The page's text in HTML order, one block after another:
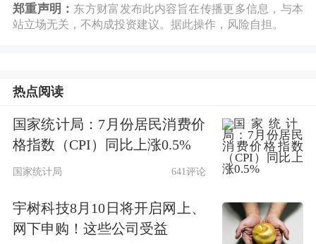
郑重声明： 东方财富发布此内容旨在传播更多信息，与本
站立场无关，不构成投资建议。据此操作，风险自担。
热点阅读
国家统计局：7月份居民消费价
格指数（CPI）同比上涨0.5%
国家统计局 641评论
宇树科技8月10日将开启网上、
网下申购！这些公司受益